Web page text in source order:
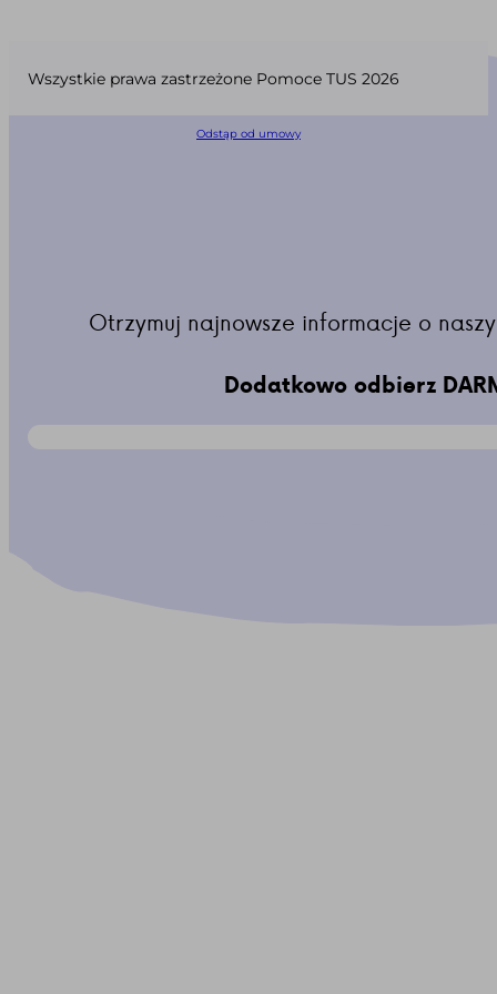
Wszystkie prawa zastrzeżone Pomoce TUS 2026
Odstąp od umowy
Otrzymuj najnowsze informacje o
Dodatkowo odbierz